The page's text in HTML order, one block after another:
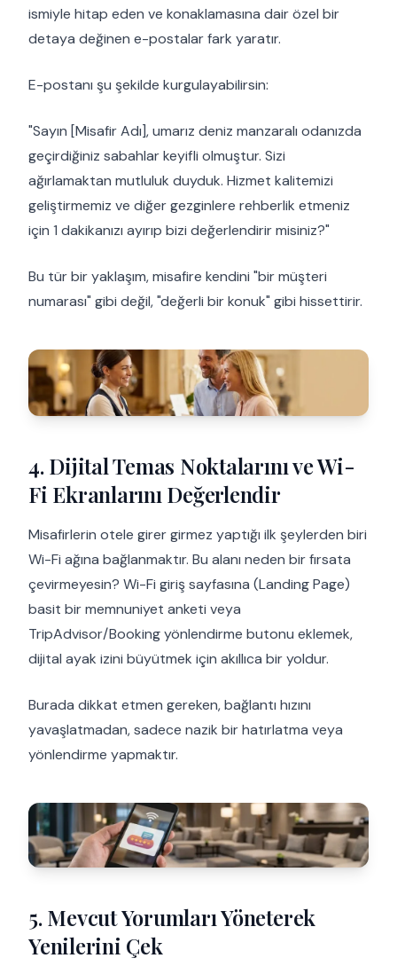
ismiyle hitap eden ve konaklamasına dair özel bir
detaya değinen e-postalar fark yaratır.
E-postanı şu şekilde kurgulayabilirsin:
"Sayın [Misafir Adı], umarız deniz manzaralı odanızda
geçirdiğiniz sabahlar keyifli olmuştur. Sizi
ağırlamaktan mutluluk duyduk. Hizmet kalitemizi
geliştirmemiz ve diğer gezginlere rehberlik etmeniz
için 1 dakikanızı ayırıp bizi değerlendirir misiniz?"
Bu tür bir yaklaşım, misafire kendini "bir müşteri
numarası" gibi değil, "değerli bir konuk" gibi hissettirir.
4. Dijital Temas Noktalarını ve Wi-
Fi Ekranlarını Değerlendir
Misafirlerin otele girer girmez yaptığı ilk şeylerden biri
Wi-Fi ağına bağlanmaktır. Bu alanı neden bir fırsata
çevirmeyesin? Wi-Fi giriş sayfasına (Landing Page)
basit bir memnuniyet anketi veya
TripAdvisor/Booking yönlendirme butonu eklemek,
dijital ayak izini büyütmek için akıllıca bir yoldur.
Burada dikkat etmen gereken, bağlantı hızını
yavaşlatmadan, sadece nazik bir hatırlatma veya
yönlendirme yapmaktır.
5. Mevcut Yorumları Yöneterek
Yenilerini Çek